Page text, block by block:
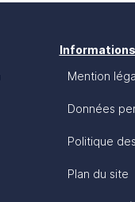
Mention
Données
Politique
Plan du site